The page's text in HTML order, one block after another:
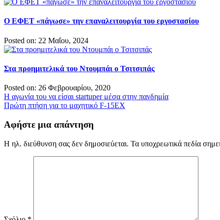
Ο ΕΦΕΤ «πάγωσε» την επαναλειτουργία του εργοστασίου
Posted on: 22 Μαΐου, 2024
Στα προημιτελικά του Ντουμπάι ο Τσιτσιπάς
Posted on: 26 Φεβρουαρίου, 2020
Πλοήγηση
άρθρων
Η αγωνία του να είσαι startuper μέσα στην πανδημία
Πρώτη πτήση για το μαχητικό F-15EX
Αφήστε μια απάντηση
Η ηλ. διεύθυνση σας δεν δημοσιεύεται. Τα υποχρεωτικά πεδία